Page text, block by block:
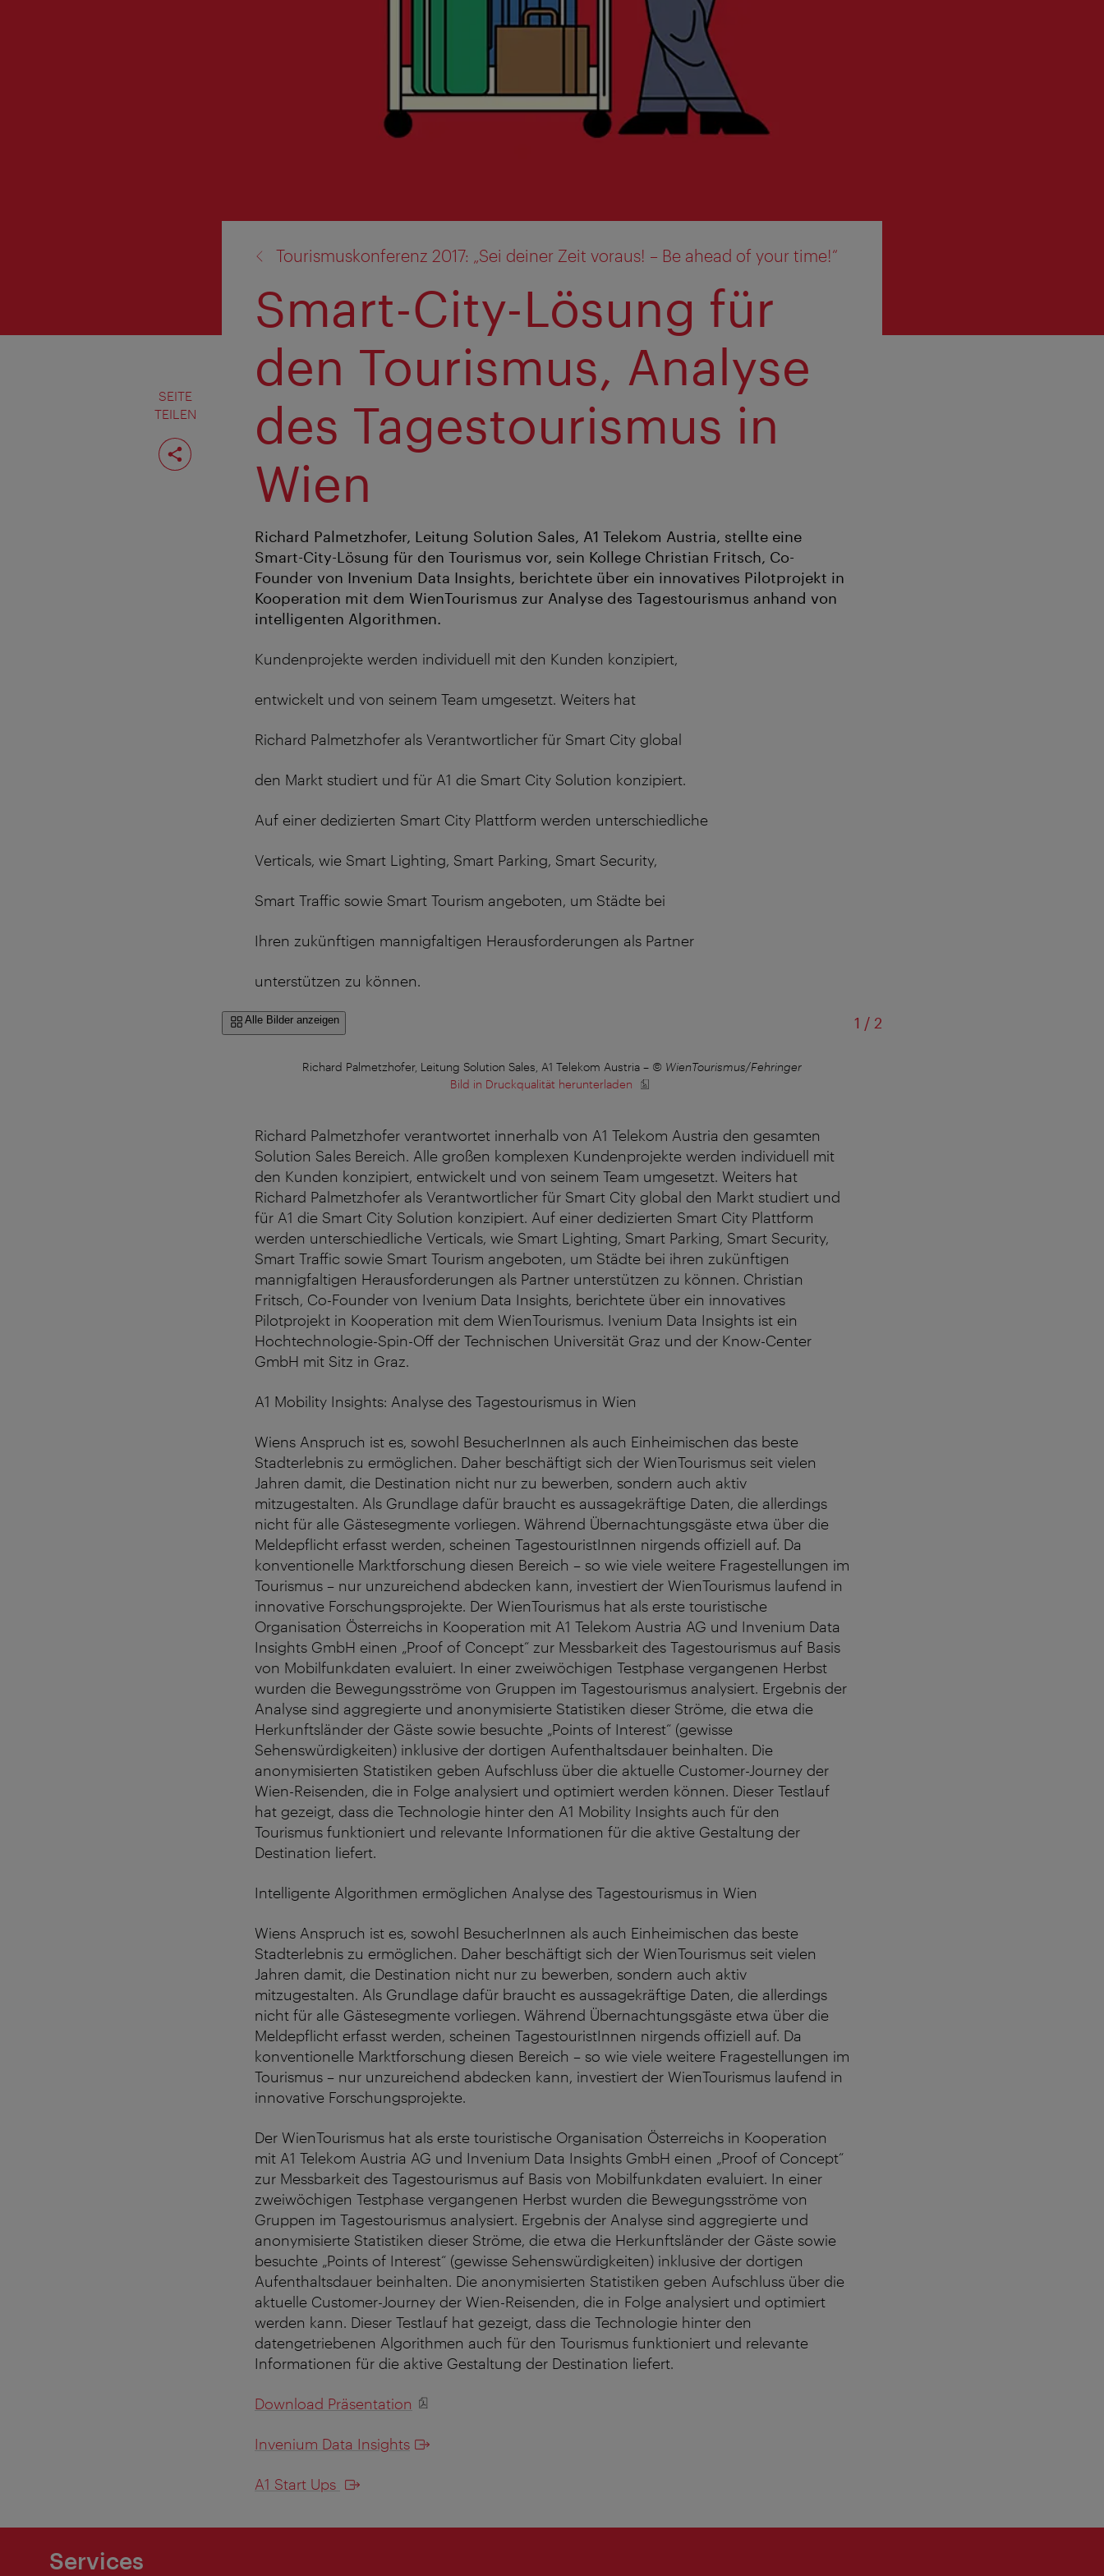
SEITE
TEILEN
Seite
teilen
Tourismuskonferenz 2017: „Sei deiner Zeit voraus! – Be ahead of your time!“
Smart-City-Lösung für
den Tourismus, Analyse
des Tagestourismus in
Wien
Richard Palmetzhofer, Leitung Solution Sales, A1 Telekom Austria, stellte eine
Smart-City-Lösung für den Tourismus vor, sein Kollege Christian Fritsch, Co-
Founder von Invenium Data Insights, berichtete über ein innovatives Pilotprojekt in
Kooperation mit dem WienTourismus zur Analyse des Tagestourismus anhand von
intelligenten Algorithmen.
Kundenprojekte werden individuell mit den Kunden konzipiert,
entwickelt und von seinem Team umgesetzt. Weiters hat
Richard Palmetzhofer als Verantwortlicher für Smart City global
den Markt studiert und für A1 die Smart City Solution konzipiert.
Auf einer dedizierten Smart City Plattform werden unterschiedliche
Verticals, wie Smart Lighting, Smart Parking, Smart Security,
Smart Traffic sowie Smart Tourism angeboten, um Städte bei
Ihren zukünftigen mannigfaltigen Herausforderungen als Partner
unterstützen zu können.
Alle Bilder anzeigen 1 /von
2
Richard Palmetzhofer, Leitung Solution Sales, A1 Telekom Austria – © WienTourismus/Fehringer
Bild in Druckqualität herunterladen
Richard Palmetzhofer verantwortet innerhalb von A1 Telekom Austria den gesamten
Solution Sales Bereich. Alle großen komplexen Kundenprojekte werden individuell mit
den Kunden konzipiert, entwickelt und von seinem Team umgesetzt. Weiters hat
Richard Palmetzhofer als Verantwortlicher für Smart City global den Markt studiert und
für A1 die Smart City Solution konzipiert. Auf einer dedizierten Smart City Plattform
werden unterschiedliche Verticals, wie Smart Lighting, Smart Parking, Smart Security,
Smart Traffic sowie Smart Tourism angeboten, um Städte bei ihren zukünftigen
mannigfaltigen Herausforderungen als Partner unterstützen zu können. Christian
Fritsch, Co-Founder von Ivenium Data Insights, berichtete über ein innovatives
Pilotprojekt in Kooperation mit dem WienTourismus. Ivenium Data Insights ist ein
Hochtechnologie-Spin-Off der Technischen Universität Graz und der Know-Center
GmbH mit Sitz in Graz.
A1 Mobility Insights: Analyse des Tagestourismus in Wien
Wiens Anspruch ist es, sowohl BesucherInnen als auch Einheimischen das beste
Stadterlebnis zu ermöglichen. Daher beschäftigt sich der WienTourismus seit vielen
Jahren damit, die Destination nicht nur zu bewerben, sondern auch aktiv
mitzugestalten. Als Grundlage dafür braucht es aussagekräftige Daten, die allerdings
nicht für alle Gästesegmente vorliegen. Während Übernachtungsgäste etwa über die
Meldepflicht erfasst werden, scheinen TagestouristInnen nirgends offiziell auf. Da
konventionelle Marktforschung diesen Bereich – so wie viele weitere Fragestellungen im
Tourismus – nur unzureichend abdecken kann, investiert der WienTourismus laufend in
innovative Forschungsprojekte. Der WienTourismus hat als erste touristische
Organisation Österreichs in Kooperation mit A1 Telekom Austria AG und Invenium Data
Insights GmbH einen „Proof of Concept“ zur Messbarkeit des Tagestourismus auf Basis
von Mobilfunkdaten evaluiert. In einer zweiwöchigen Testphase vergangenen Herbst
wurden die Bewegungsströme von Gruppen im Tagestourismus analysiert. Ergebnis der
Analyse sind aggregierte und anonymisierte Statistiken dieser Ströme, die etwa die
Herkunftsländer der Gäste sowie besuchte „Points of Interest“ (gewisse
Sehenswürdigkeiten) inklusive der dortigen Aufenthaltsdauer beinhalten. Die
anonymisierten Statistiken geben Aufschluss über die aktuelle Customer-Journey der
Wien-Reisenden, die in Folge analysiert und optimiert werden können. Dieser Testlauf
hat gezeigt, dass die Technologie hinter den A1 Mobility Insights auch für den
Tourismus funktioniert und relevante Informationen für die aktive Gestaltung der
Destination liefert.
Intelligente Algorithmen ermöglichen Analyse des Tagestourismus in Wien
Wiens Anspruch ist es, sowohl BesucherInnen als auch Einheimischen das beste
Stadterlebnis zu ermöglichen. Daher beschäftigt sich der WienTourismus seit vielen
Jahren damit, die Destination nicht nur zu bewerben, sondern auch aktiv
mitzugestalten. Als Grundlage dafür braucht es aussagekräftige Daten, die allerdings
nicht für alle Gästesegmente vorliegen. Während Übernachtungsgäste etwa über die
Meldepflicht erfasst werden, scheinen TagestouristInnen nirgends offiziell auf. Da
konventionelle Marktforschung diesen Bereich – so wie viele weitere Fragestellungen im
Tourismus – nur unzureichend abdecken kann, investiert der WienTourismus laufend in
innovative Forschungsprojekte.
Der WienTourismus hat als erste touristische Organisation Österreichs in Kooperation
mit A1 Telekom Austria AG und Invenium Data Insights GmbH einen „Proof of Concept“
zur Messbarkeit des Tagestourismus auf Basis von Mobilfunkdaten evaluiert. In einer
zweiwöchigen Testphase vergangenen Herbst wurden die Bewegungsströme von
Gruppen im Tagestourismus analysiert. Ergebnis der Analyse sind aggregierte und
anonymisierte Statistiken dieser Ströme, die etwa die Herkunftsländer der Gäste sowie
besuchte „Points of Interest“ (gewisse Sehenswürdigkeiten) inklusive der dortigen
Aufenthaltsdauer beinhalten. Die anonymisierten Statistiken geben Aufschluss über die
aktuelle Customer-Journey der Wien-Reisenden, die in Folge analysiert und optimiert
werden kann. Dieser Testlauf hat gezeigt, dass die Technologie hinter den
datengetriebenen Algorithmen auch für den Tourismus funktioniert und relevante
Informationen für die aktive Gestaltung der Destination liefert.
Download Präsentation
Invenium Data Insights
A1 Start Ups
Services